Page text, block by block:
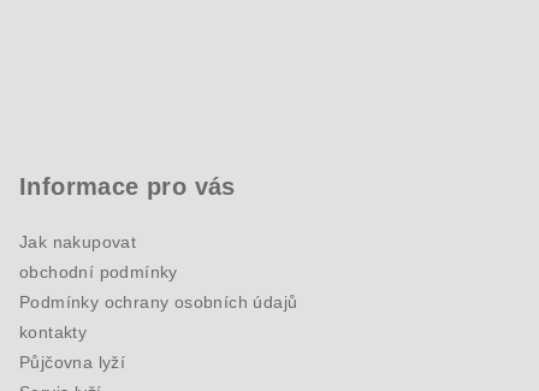
Informace pro vás
Jak nakupovat
obchodní podmínky
Podmínky ochrany osobních údajů
kontakty
Půjčovna lyží